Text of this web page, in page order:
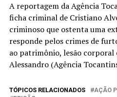
A reportagem da Agência
ficha criminal de Cristiano
criminoso que ostenta uma
responde pelos crimes de
ao patrimônio, lesão corporal
Alessandro (Agência
TÓPICOS RELACIONADOS AÇÃO